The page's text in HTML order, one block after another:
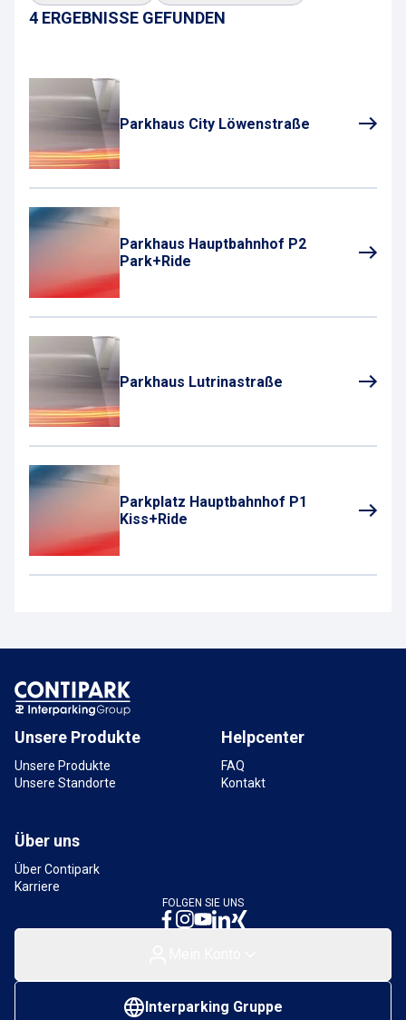
4 ERGEBNISSE GEFUNDEN
Parkhaus City Löwenstraße
Parkhaus Hauptbahnhof P2
Park+Ride
Parkhaus Lutrinastraße
Parkplatz Hauptbahnhof P1
Kiss+Ride
Unsere Produkte
Unsere Produkte
Unsere Standorte
Helpcenter
FAQ
Kontakt
Über uns
Über Contipark
Karriere
FOLGEN SIE UNS
Interparking Gruppe